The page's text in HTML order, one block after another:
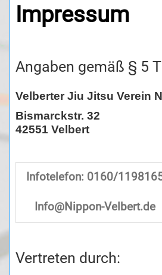
Impressum
Angaben gemäß § 5
Velberter Jiu Jitsu Verein
Bismarckstr. 32
42551 Velbert
Infotelefon: 0160/
Info@Nippon-Velbert.de
Vertreten durch: